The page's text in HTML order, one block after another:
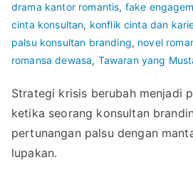
drama kantor romantis, fake
cinta konsultan, konflik cinta dan
palsu konsultan branding, novel
romansa dewasa, Tawaran yang
Strategi krisis berubah menjadi
ketika seorang konsultan
pertunangan palsu dengan
lupakan.